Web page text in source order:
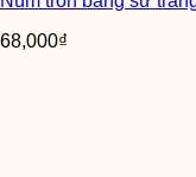
68,000₫